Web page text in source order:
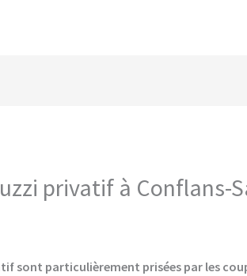
privatif à Conflans-
sont particulièrement prisées par les